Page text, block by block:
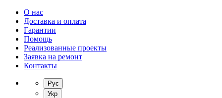
О нас
Доставка и оплата
Гарантии
Помощь
Реализованные проекты
Заявка на ремонт
Контакты
Рус
Укр